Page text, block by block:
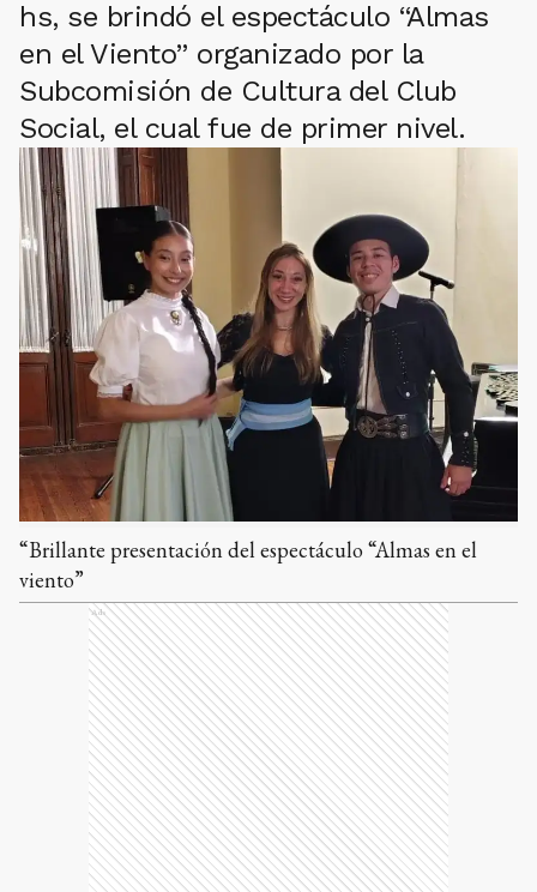
hs, se brindó el espectáculo “Almas
en el Viento” organizado por la
Subcomisión de Cultura del Club
Social, el cual fue de primer nivel.
“Brillante presentación del espectáculo “Almas en el
viento”
Ads